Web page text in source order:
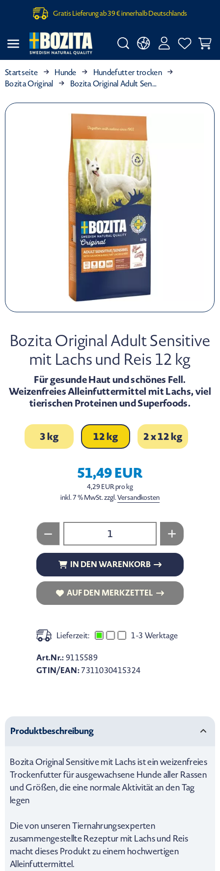
Gratis Lieferung ab 39 € innerhalb Deutschlands
Startseite Hunde
Hundefutter trocken
Bozita Original
Bozita Original Adult Sensitive mit Lachs und Reis 12 kg
Bozita Original Adult Sensitive
mit Lachs und Reis 12 kg
Für gesunde Haut und schönes Fell.
Weizenfreies Alleinfuttermittel mit Lachs, viel
tierischen Proteinen und Superfoods.
3 kg 12 kg 2 x 12 kg
51,49 EUR
4,29 EUR pro kg
inkl. 7 % MwSt. zzgl.Versandkosten
IN DEN WARENKORB
IN DEN WARENKORB
AUF DEN MERKZETTEL
AUF DEN MERKZETTEL
Lieferzeit: 1-3 Werktage
Art.Nr.:9115589
GTIN/EAN:7311030415324
Produktbeschreibung
Bozita Original Sensitive mit Lachs ist ein weizenfreies
Trockenfutter für ausgewachsene Hunde aller Rassen
und Größen, die eine normale Aktivität an den Tag
legen
Die von unseren Tiernahrungsexperten
zusammengestellte Rezeptur mit Lachs und Reis
macht dieses Produkt zu einem hochwertigen
Alleinfuttermittel.